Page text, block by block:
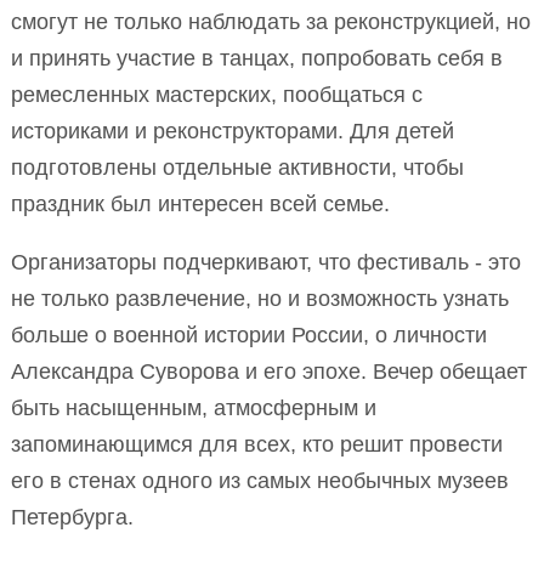
смогут не только наблюдать за реконструкцией, но
и принять участие в танцах, попробовать себя в
ремесленных мастерских, пообщаться с
историками и реконструкторами. Для детей
подготовлены отдельные активности, чтобы
праздник был интересен всей семье.
Организаторы подчеркивают, что фестиваль - это
не только развлечение, но и возможность узнать
больше о военной истории России, о личности
Александра Суворова и его эпохе. Вечер обещает
быть насыщенным, атмосферным и
запоминающимся для всех, кто решит провести
его в стенах одного из самых необычных музеев
Петербурга.